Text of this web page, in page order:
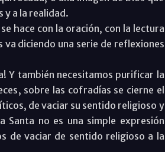
y a la realidad.
hace con la oración, con la lectura
va diciendo una serie de reflexiones
Y también necesitamos purificar la
sobre las cofradías se cierne el
de vaciar su sentido religioso y
Santa no es una simple expresión
de vaciar de sentido religioso a la